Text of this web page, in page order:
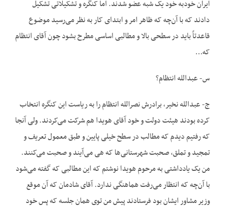
ایران خودبه خود یک شبه عضو شدند. اما کنگره و تشکیلاتی تشکیل
دادند که با آن‌چه که ظاهر امر و ابتدای کار به نظر می‌رسید موضوع
قاعدتاً باید در سطحی بالا و مطالبی اساسی مطرح بشود چون آقای انتظام
که…
س- عبدالله انتظام؟
ج- عبدالله نخیر، برادرش نصرالله انتظام را به ریاست این کنگره انتخاب
کرده بودند هیئت دولت و خود آقای هویدا هم شرکت می‌کردند. ولی آنجا
که رفتیم دیدم که مطالب در سطح خیلی پایین و طبق معمول تعریف و
تمجید و تملق، صحبت شهرستانی‌‌ها که هی می‌آیند و صحبت می‌کنند.
من یک یادداشتی به مرحوم هویدا نوشتم که این مطالبی که گفته می‌شود
با آن‌چه که انتظار می‌رفت هماهنگی ندارد. آقای شادمان که آن موقع
وزیر مشاور ایشان بود فرستادند پیش من توی همان جلسه که پس خود